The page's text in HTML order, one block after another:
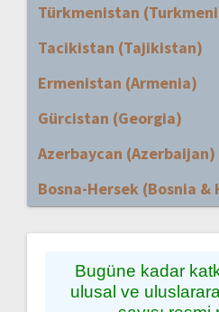
Türkmenistan
Tacikistan (Tajikistan)
Ermenistan (Armenia)
Gürcistan (Georgia)
Azerbaycan (Azerbaijan)
Bosna-Hersek (Bosnia &
Bugüne kadar
ulusal ve